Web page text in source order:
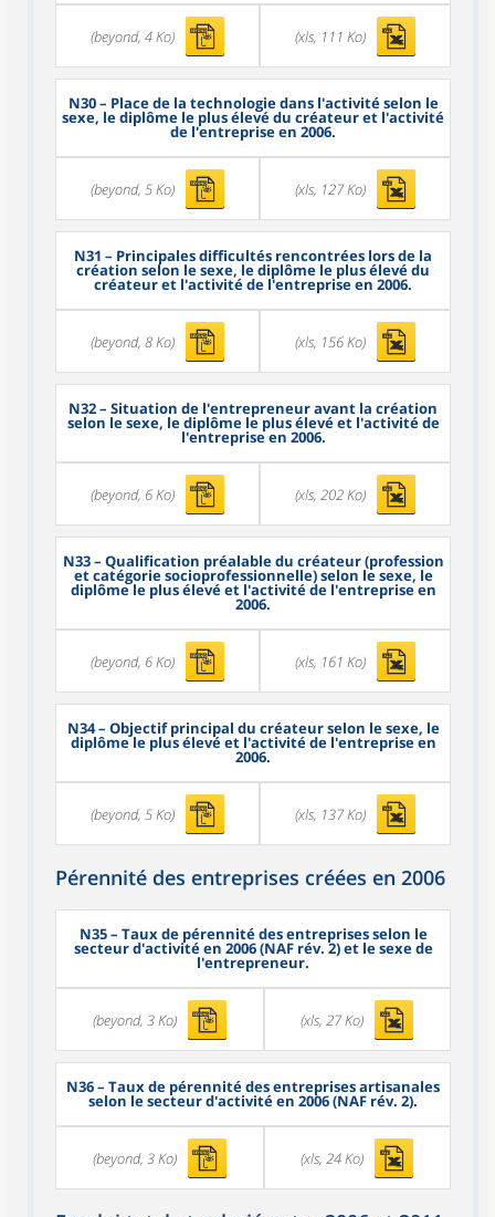
(beyond, 4 Ko) (xls, 111 Ko)
N30– Place de la technologie dans l'activité selon le
sexe, le diplôme le plus élevé du créateur et l'activité
de l'entreprise en 2006.
(beyond, 5 Ko) (xls, 127 Ko)
N31 – Principales difficultés rencontrées lors de la
création selon le sexe, le diplôme le plus élevé du
créateur et l'activité de l'entreprise en 2006.
(beyond, 8 Ko) (xls, 156 Ko)
N32– Situation de l'entrepreneur avant la création
selon le sexe, le diplôme le plus élevé et l'activité de
l'entreprise en 2006.
(beyond, 6 Ko) (xls, 202 Ko)
N33– Qualification préalable du créateur (profession
et catégorie socioprofessionnelle) selon le sexe, le
diplôme le plus élevé et l'activité de l'entreprise en
2006.
(beyond, 6 Ko) (xls, 161 Ko)
N34– Objectif principal du créateur selon le sexe, le
diplôme le plus élevé et l'activité de l'entreprise en
2006.
(beyond, 5 Ko) (xls, 137 Ko)
Pérennité des entreprises créées en 2006
N35– Taux de pérennité des entreprises selon le
secteur d'activité en 2006 (NAF rév. 2) et le sexe de
l'entrepreneur.
(beyond, 3 Ko) (xls, 27 Ko)
N36– Taux de pérennité des entreprises artisanales
selon le secteur d'activité en 2006 (NAF rév. 2).
(beyond, 3 Ko) (xls, 24 Ko)